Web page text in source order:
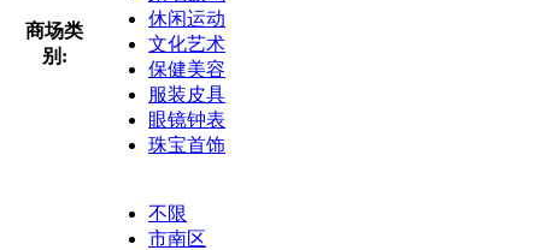
商场类
别:
休闲运动
文化艺术
保健美容
服装皮具
眼镜钟表
珠宝首饰
不限
市南区